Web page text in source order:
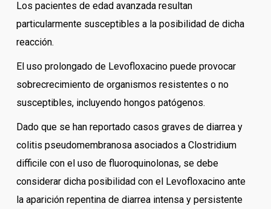
Los pacientes de edad avanzada resultan
particularmente susceptibles a la posibilidad de dicha
reacción.
El uso prolongado de Levofloxacino puede provocar
sobrecrecimiento de organismos resistentes o no
susceptibles, incluyendo hongos patógenos.
Dado que se han reportado casos graves de diarrea y
colitis pseudomembranosa asociados a Clostridium
difficile con el uso de fluoroquinolonas, se debe
considerar dicha posibilidad con el Levofloxacino ante
la aparición repentina de diarrea intensa y persistente